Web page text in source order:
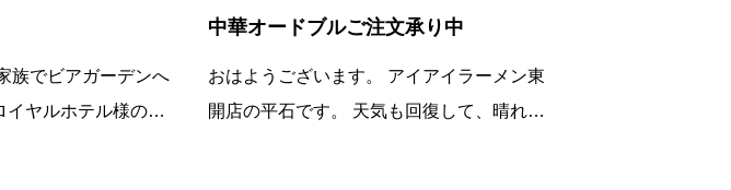
族でビアガーデンへ
中華オードブルご注文承り中
おはようございます。 アイアイラーメン東
開店の平石です。 天気も回復して、晴れ晴